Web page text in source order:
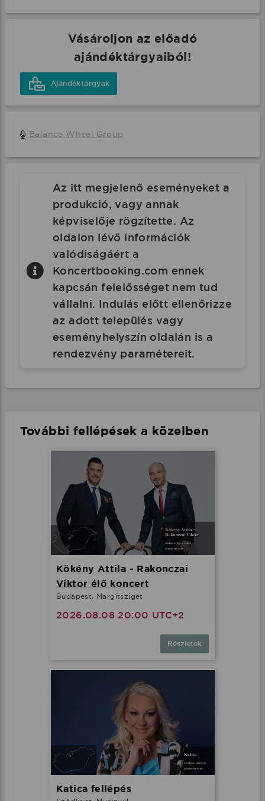
Vásároljon az előadó
ajándéktárgyaiból!
Ajándéktárgyak
Balance Wheel Group
Az itt megjelenő eseményeket a
produkció, vagy annak
képviselője rögzítette. Az
oldalon lévő információk
valódiságáért a
Koncertbooking.com ennek
kapcsán felelősséget nem tud
vállalni. Indulás előtt ellenőrizze
az adott település vagy
eseményhelyszín oldalán is a
rendezvény paramétereit.
További fellépések a közelben
Kökény Attila - Rakonczai
Viktor élő koncert
Budapest, Margitsziget
2026.08.08 20:00 UTC+2
Részletek
Katica fellépés